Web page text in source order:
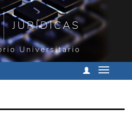
Cambiar